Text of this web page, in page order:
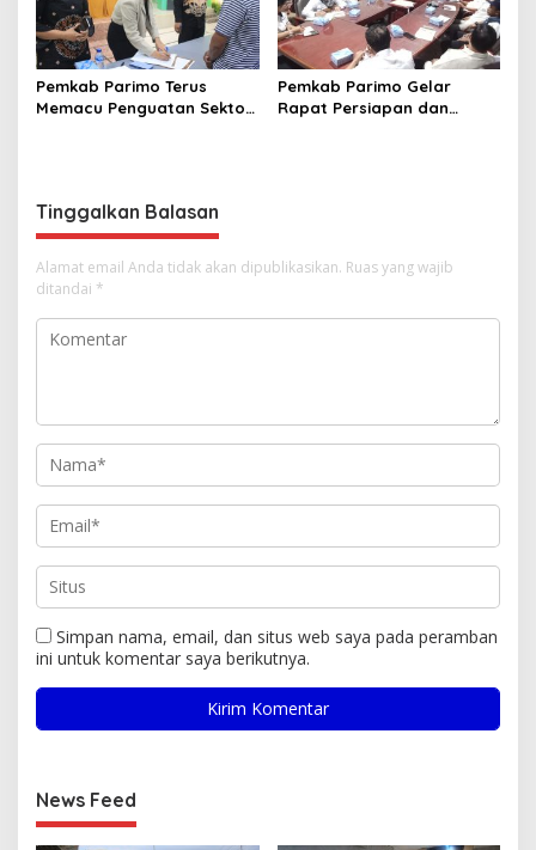
Pemkab Parimo Terus
Memacu Penguatan Sektor
Pemkab Parimo Gelar
Rapat Persiapan dan
Tinggalkan Balasan
Alamat email Anda tidak akan dipublikasikan. Ruas yang wajib
ditandai *
Simpan nama, email, dan situs web saya pada peramban
ini untuk komentar saya berikutnya.
News Feed